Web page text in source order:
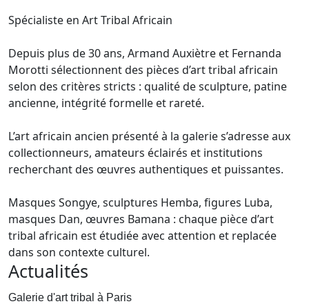
Spécialiste en Art Tribal Africain
Depuis plus de 30 ans, Armand Auxiètre et Fernanda
Morotti sélectionnent des pièces d’art tribal africain
selon des critères stricts : qualité de sculpture, patine
ancienne, intégrité formelle et rareté.
L’art africain ancien présenté à la galerie s’adresse aux
collectionneurs, amateurs éclairés et institutions
recherchant des œuvres authentiques et puissantes.
Masques Songye, sculptures Hemba, figures Luba,
masques Dan, œuvres Bamana : chaque pièce d’art
tribal africain est étudiée avec attention et replacée
dans son contexte culturel.
Actualités
Galerie d'art tribal à Paris